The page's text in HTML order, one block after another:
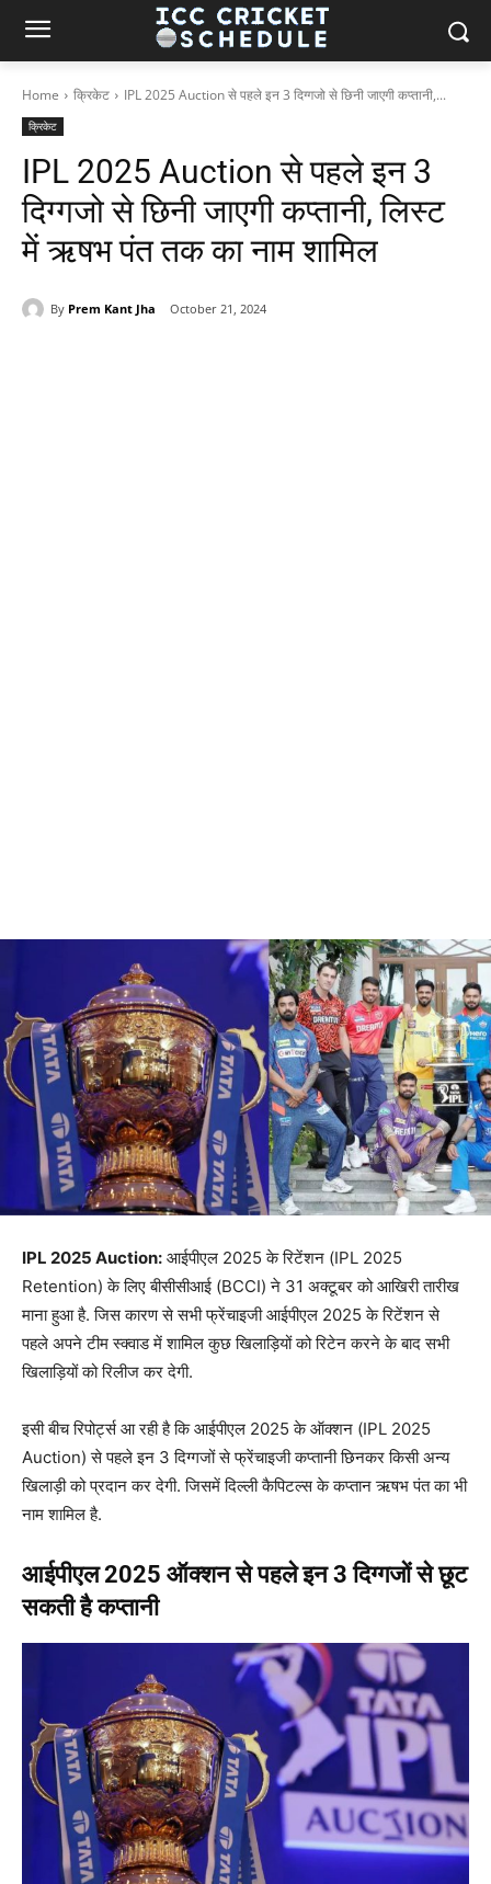
Home क्रिकेट IPL 2025 Auction से पहले इन 3 दिग्गजो से छिनी जाएगी कप्तानी,...
क्रिकेट
IPL 2025 Auction से पहले इन 3
दिग्गजो से छिनी जाएगी कप्तानी, लिस्ट
में ऋषभ पंत तक का नाम शामिल
By Prem Kant Jha October 21, 2024
IPL 2025 Auction: आईपीएल 2025 के रिटेंशन (IPL 2025
Retention) के लिए बीसीसीआई (BCCI) ने 31 अक्टूबर को आखिरी तारीख
माना हुआ है. जिस कारण से सभी फ्रेंचाइजी आईपीएल 2025 के रिटेंशन से
पहले अपने टीम स्क्वाड में शामिल कुछ खिलाड़ियों को रिटेन करने के बाद सभी
खिलाड़ियों को रिलीज कर देगी.
इसी बीच रिपोर्ट्स आ रही है कि आईपीएल 2025 के ऑक्शन (IPL 2025
Auction) से पहले इन 3 दिग्गजों से फ्रेंचाइजी कप्तानी छिनकर किसी अन्य
खिलाड़ी को प्रदान कर देगी. जिसमें दिल्ली कैपिटल्स के कप्तान ऋषभ पंत का भी
नाम शामिल है.
आईपीएल 2025 ऑक्शन से पहले इन 3 दिग्गजों से छूट
सकती है कप्तानी